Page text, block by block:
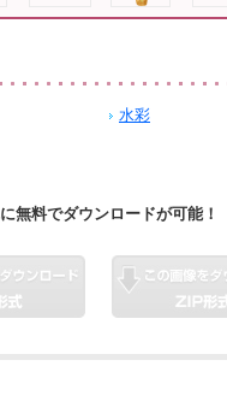
水彩
無料でダウンロードが可能！